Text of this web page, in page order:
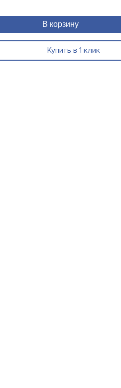
В корзину
Купить в 1 клик